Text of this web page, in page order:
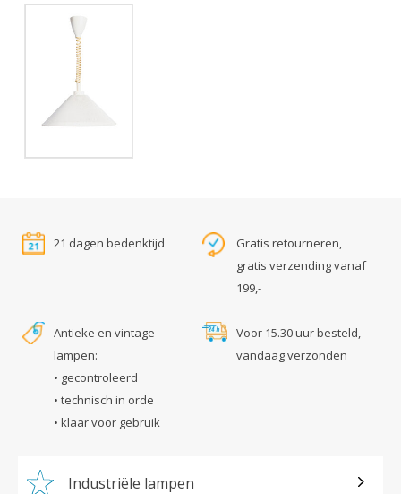
21 dagen bedenktijd
Gratis retourneren,
gratis verzending vanaf
199,-
Antieke en vintage
lampen:
• gecontroleerd
• technisch in orde
• klaar voor gebruik
Voor 15.30 uur besteld,
vandaag verzonden
Industriële lampen